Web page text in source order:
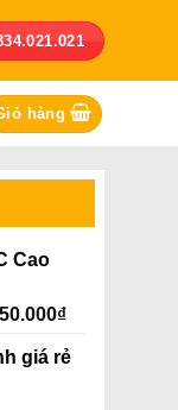
hàng
Cao
₫Giá
tại
giá rẻ